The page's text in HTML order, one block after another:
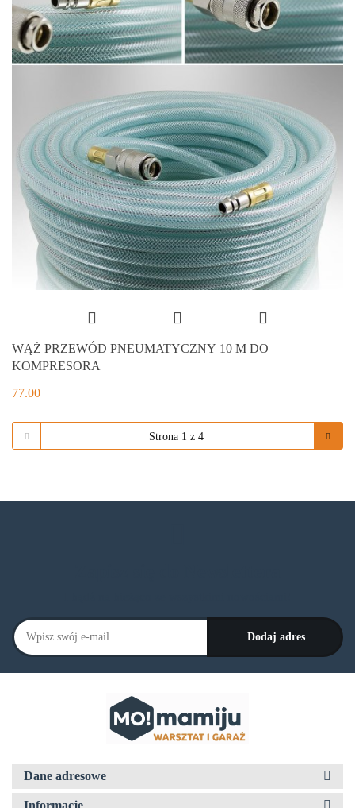
WĄŻ PRZEWÓD PNEUMATYCZNY 10 M DO
KOMPRESORA
77.00
Dane adresowe